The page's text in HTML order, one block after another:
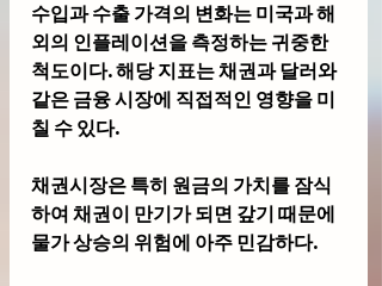
수입과 수출 가격의 변화는 미국과 해
외의 인플레이션을 측정하는 귀중한
척도이다. 해당 지표는 채권과 달러와
같은 금융 시장에 직접적인 영향을 미
칠 수 있다.
채권시장은 특히 원금의 가치를 잠식
하여 채권이 만기가 되면 갚기 때문에
물가 상승의 위험에 아주 민감하다.